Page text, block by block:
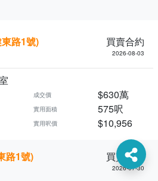
路1號)
買賣合約
2026-08-03
成交價 $630萬
實用面積 575呎
實用呎價 $10,956
路1號)
買賣合約
2026-07-30